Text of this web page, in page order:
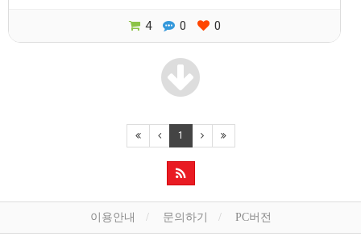
4 0 0
1
이용안내 문의하기 PC버전